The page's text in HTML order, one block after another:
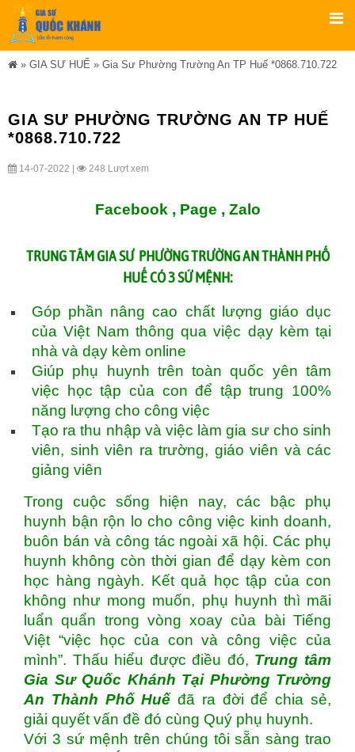
» GIA SƯ HUẾ » Gia Sư Phường Trường An TP Huế *0868.710.722
GIA SƯ PHƯỜNG TRƯỜNG AN TP HUẾ
*0868.710.722
14-07-2022 | 248 Lượt xem
Facebook , Page , Zalo
TRUNG TÂMGIA SƯ PHƯỜNG TRƯỜNG AN THÀNH PHỐ
HUẾCÓ 3 SỨ MỆNH:
Góp phần nâng cao chất lượng giáo dục
của Việt Nam thông qua việc dạy kèm tại
nhà và dạy kèm online
Giúp phụ huynh trên toàn quốc yên tâm
việc học tập của con để tập trung 100%
năng lượng cho công việc
Tạo ra thu nhập và việc làm gia sư cho sinh
viên, sinh viên ra trường, giáo viên và các
giảng viên
Trong cuộc sống hiện nay, các bậc phụ
huynh bận rộn lo cho công việc kinh doanh,
buôn bán và công tác ngoài xã hội. Các phụ
huynh không còn thời gian để dạy kèm con
học hàng ngàyh. Kết quả học tập của con
không như mong muốn, phụ huynh thì mãi
luẩn quẩn trong vòng xoay của bài Tiếng
Việt “việc học của con và công việc của
mình”. Thấu hiểu được điều đó, Trung tâm
Gia Sư Quốc Khánh Tại Phường Trường
An Thành Phố Huế đã ra đời để chia sẻ,
giải quyết vấn đề đó cùng Quý phụ huynh.
Với 3 sứ mệnh trên chúng tôi sẵn sàng trao